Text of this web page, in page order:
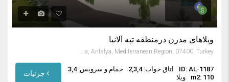
ویلاهای مدرن درمنطقه تپه آلانیا
Tepe, Alanya, Antalya, Mediterranean Region, 07400, Turkey
ID: AL-1187 اتاق خواب: 2,3,4
حمام و سرویس: 3,4
m2: 110
ویلا